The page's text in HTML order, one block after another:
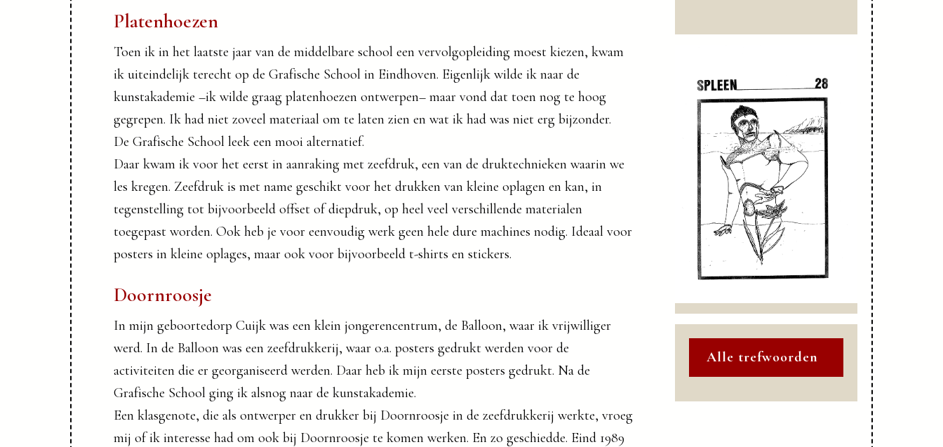
Platenhoezen
Toen ik in het laatste jaar van de middelbare school een vervolgopleiding moest kiezen, kwam
ik uiteindelijk terecht op de Grafische School in Eindhoven. Eigenlijk wilde ik naar de
kunstakademie –ik wilde graag platenhoezen ontwerpen– maar vond dat toen nog te hoog
gegrepen. Ik had niet zoveel materiaal om te laten zien en wat ik had was niet erg bijzonder.
De Grafische School leek een mooi alternatief.
Daar kwam ik voor het eerst in aanraking met zeefdruk, een van de druktechnieken waarin we
les kregen. Zeefdruk is met name geschikt voor het drukken van kleine oplagen en kan, in
tegenstelling tot bijvoorbeeld offset of diepdruk, op heel veel verschillende materialen
toegepast worden. Ook heb je voor eenvoudig werk geen hele dure machines nodig. Ideaal voor
posters in kleine oplages, maar ook voor bijvoorbeeld t-shirts en stickers.
Doornroosje
In mijn geboortedorp Cuijk was een klein jongerencentrum, de Balloon, waar ik vrijwilliger
werd. In de Balloon was een zeefdrukkerij, waar o.a. posters gedrukt werden voor de
activiteiten die er georganiseerd werden. Daar heb ik mijn eerste posters gedrukt. Na de
Grafische School ging ik alsnog naar de kunstakademie.
Een klasgenote, die als ontwerper en drukker bij Doornroosje in de zeefdrukkerij werkte, vroeg
mij of ik interesse had om ook bij Doornroosje te komen werken. En zo geschiedde. Eind 1989
Alle trefwoorden